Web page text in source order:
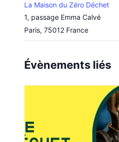
La Maison du Zéro Déchet
1, passage Emma Calvé
Paris, 75012 France
Évènements liés